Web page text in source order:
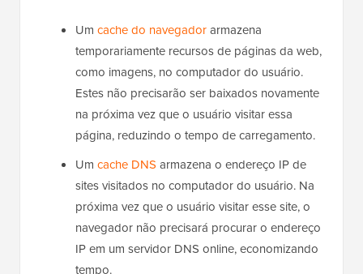
Um cache do navegadorarmazena
temporariamente recursos de páginas da web,
como imagens, no computador do usuário.
Estes não precisarão ser baixados novamente
na próxima vez que o usuário visitar essa
página, reduzindo o tempo de carregamento.
Um cache DNS armazena o endereço IP de
sites visitados no computador do usuário. Na
próxima vez que o usuário visitar esse site, o
navegador não precisará procurar o endereço
IP em um servidor DNS online, economizando
tempo.